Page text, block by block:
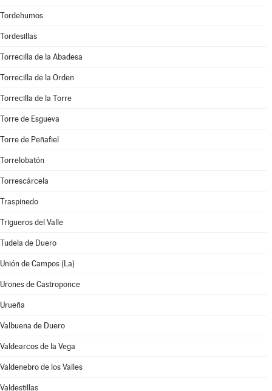
Tordehumos
Tordesillas
Torrecilla de la Abadesa
Torrecilla de la Orden
Torrecilla de la Torre
Torre de Esgueva
Torre de Peñafiel
Torrelobatón
Torrescárcela
Traspinedo
Trigueros del Valle
Tudela de Duero
Unión de Campos (La)
Urones de Castroponce
Urueña
Valbuena de Duero
Valdearcos de la Vega
Valdenebro de los Valles
Valdestillas